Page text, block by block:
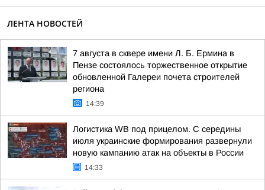
ЛЕНТА НОВОСТЕЙ
7 августа в сквере имени Л. Б. Ермина в
Пензе состоялось торжественное открытие
обновленной Галереи почета строителей
региона
14:39
Логистика WB под прицелом. С середины
июля украинские формирования развернули
новую кампанию атак на объекты в России
14:33